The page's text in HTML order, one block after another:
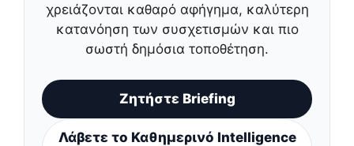
χρειάζονται καθαρό αφήγημα, καλύτερη
κατανόηση των συσχετισμών και πιο
σωστή δημόσια τοποθέτηση.
Ζητήστε Briefing
Λάβετε το Καθημερινό Intelligence